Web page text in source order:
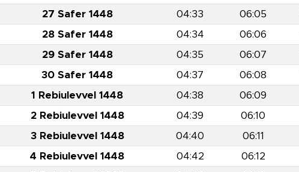
27 Safer 1448 04:33 06:05
28 Safer 1448 04:34 06:06
29 Safer 1448 04:35 06:07
30 Safer 1448 04:37 06:08
1 Rebiulevvel 1448 04:38 06:09
2 Rebiulevvel 1448 04:39 06:10
3 Rebiulevvel 1448 04:40 06:11
4 Rebiulevvel 1448 04:42 06:12